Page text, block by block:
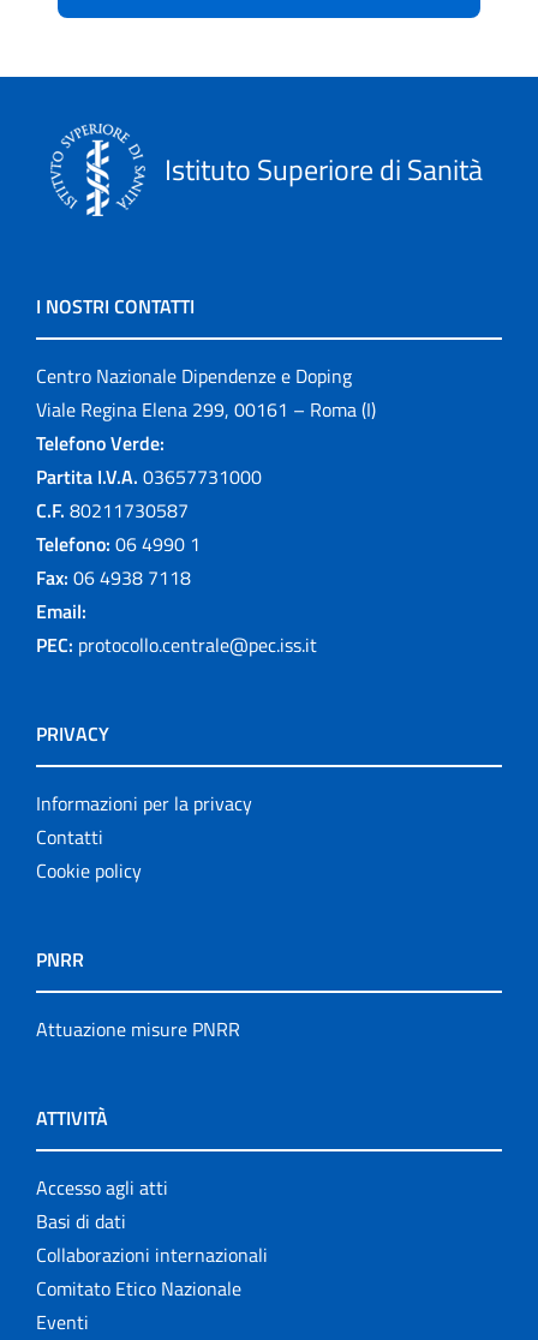
Istituto Superiore di Sanità
I NOSTRI CONTATTI
Centro Nazionale Dipendenze e Doping
Viale Regina Elena 299, 00161 – Roma (I)
Telefono Verde:
Partita I.V.A. 03657731000
C.F. 80211730587
Telefono: 06 4990 1
Fax: 06 4938 7118
Email:
PEC: protocollo.centrale@pec.iss.it
PRIVACY
Informazioni per la privacy
Contatti
Cookie policy
PNRR
Attuazione misure PNRR
ATTIVITÀ
Accesso agli atti
Basi di dati
Collaborazioni internazionali
Comitato Etico Nazionale
Eventi